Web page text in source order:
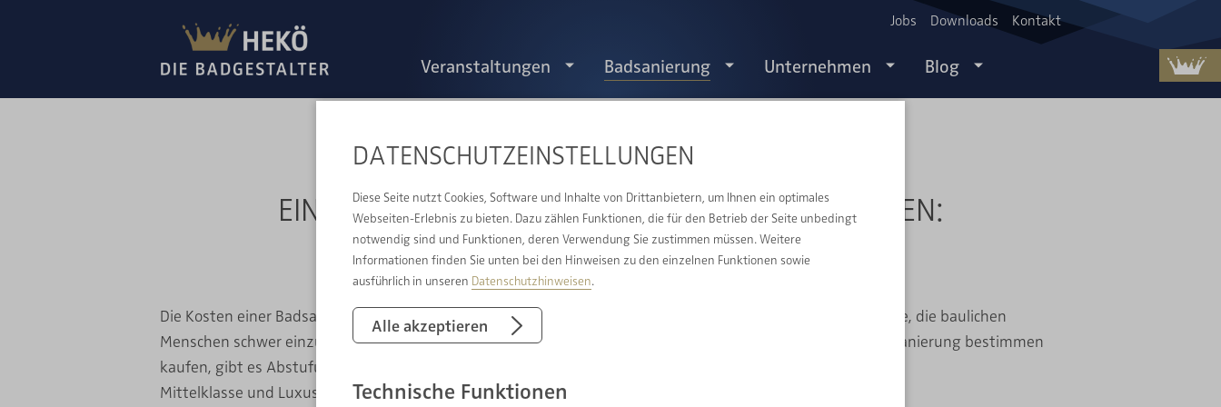
DATENSCHUTZ­EINSTELLUNGEN
Diese Seite nutzt Cookies, Software und Inhalte von Drittanbietern, um Ihnen ein optimales
Webseiten-Erlebnis zu bieten. Dazu zählen Funktionen, die für den Betrieb der Seite unbedingt
notwendig sind und Funktionen, deren Verwendung Sie zustimmen müssen. Weitere
Informationen finden Sie unten bei den Hinweisen zu den einzelnen Funktionen sowie
ausführlich in unseren Datenschutzhinweisen.
Alle akzeptieren
Technische Funktionen
Veranstaltungen Badsanierung Unternehmen Blog
Jobs Downloads Kontakt
EIN NEUES BAD BEI DIE BADBESTALTER SANIEREN:
MIT WELCHEN KOSTEN IST ZU RECHNEN?
Die Kosten einer Badsanierung sind für die meisten
Menschen schwer einzuschätzen. Wenn Sie etwa ein Auto
kaufen, gibt es Abstufungen zwischen Kleinwagen,
Mittelklasse und Luxus-Limousine, die weitaus geläufiger
Aber auch Faktoren wie die Raumgröße, die baulichen
Gegebenheiten und der Umfang der Sanierung bestimmen